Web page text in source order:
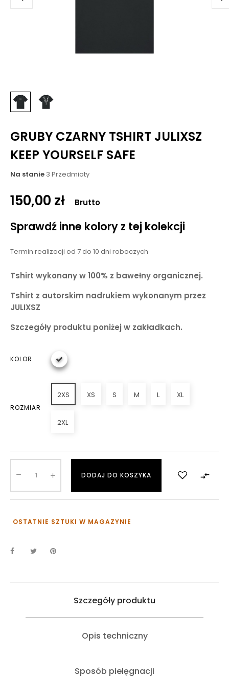
GRUBY CZARNY TSHIRT JULIXSZ
KEEP YOURSELF SAFE
Na stanie 3 Przedmioty
150,00 zł Brutto
Sprawdź inne kolory z tej kolekcji
Termin realizacji od 7 do 10 dni roboczych
Tshirt wykonany w 100% z bawełny organicznej.
Tshirt z autorskim nadrukiem wykonanym przez
JULIXSZ
Szczegóły produktu poniżej w zakładkach.
KOLOR
ROZMIAR
2XS XS S M L XL
2XL
DODAJ DO KOSZYKA 
OSTATNIE SZTUKI W MAGAZYNIE
Szczegóły produktu
Opis techniczny
Sposób pielęgnacji